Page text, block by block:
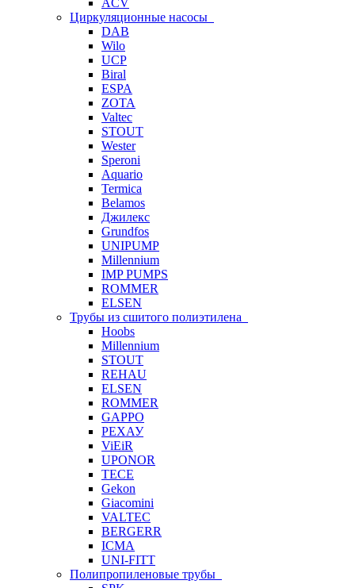
ACV
Циркуляционные насосы
DAB
Wilo
UCP
Biral
ESPA
ZOTA
Valtec
STOUT
Wester
Speroni
Aquario
Termica
Belamos
Джилекс
Grundfos
UNIPUMP
Millennium
IMP PUMPS
ROMMER
ELSEN
Трубы из сшитого полиэтилена
Hoobs
Millennium
STOUT
REHAU
ELSEN
ROMMER
GAPPO
РЕХАУ
ViEiR
UPONOR
TECE
Gekon
Giacomini
VALTEC
BERGERR
ICMA
UNI-FITT
Полипропиленовые трубы